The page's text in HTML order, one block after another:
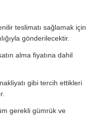
teslimatı sağlamak için
gönderilecektir.
alma fiyatına dahil
gibi tercih ettikleri
gerekli gümrük ve